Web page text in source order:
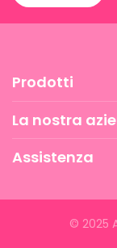
Prodotti
La nostra
Assistenza
© 2025